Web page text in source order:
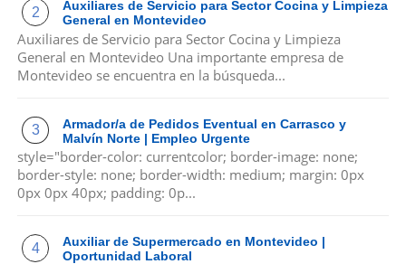
Auxiliares de Servicio para Sector Cocina y Limpieza
General en Montevideo
Auxiliares de Servicio para Sector Cocina y Limpieza
General en Montevideo Una importante empresa de
Montevideo se encuentra en la búsqueda...
Armador/a de Pedidos Eventual en Carrasco y
Malvín Norte | Empleo Urgente
style="border-color: currentcolor; border-image: none;
border-style: none; border-width: medium; margin: 0px
0px 0px 40px; padding: 0p...
Auxiliar de Supermercado en Montevideo |
Oportunidad Laboral